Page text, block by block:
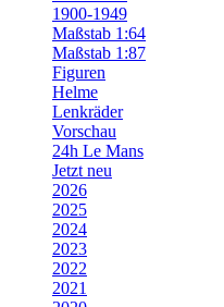
1900-1949
Maßstab 1:64
Maßstab 1:87
Figuren
Helme
Lenkräder
Vorschau
24h Le Mans
Jetzt neu
2026
2025
2024
2023
2022
2021